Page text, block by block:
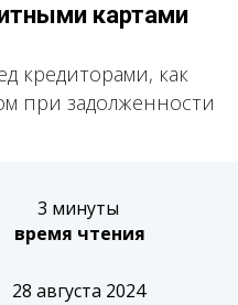
картами
кредиторами, как
при задолженности
28 августа 2024
3 минуты
время чтения